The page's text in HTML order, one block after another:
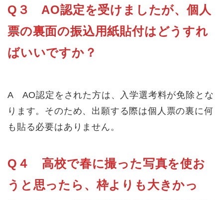
Q３ AO認定を受けましたが、個人
票の裏面の振込用紙貼付はどうすれ
ばいいですか？
A AO認定をされた方は、入学選考料が免除とな
ります。そのため、出願する際は個人票の裏に何
も貼る必要はありません。
Q４ 高校で春に撮った写真を使お
うと思ったら、枠よりも大きかっ